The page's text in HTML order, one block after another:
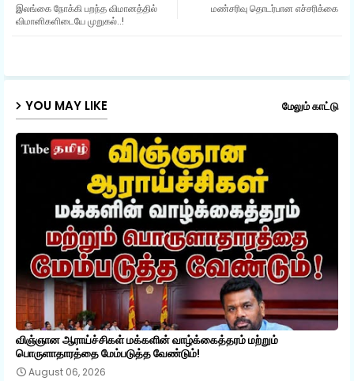
ats
p
மண்சரிவு தொடர்பான எச்சரிக்கை
இலங்கை நோக்கி பறந்த விமானத்தில்
விமானிகளிடையே முறுகல்..!
YOU MAY LIKE மேலும் காட்டு
விஞ்ஞான ஆராய்ச்சிகள் மக்களின் வாழ்க்கைத்தரம் மற்றும்
பொருளாதாரத்தை மேம்படுத்த வேண்டும்!
August 06, 2026